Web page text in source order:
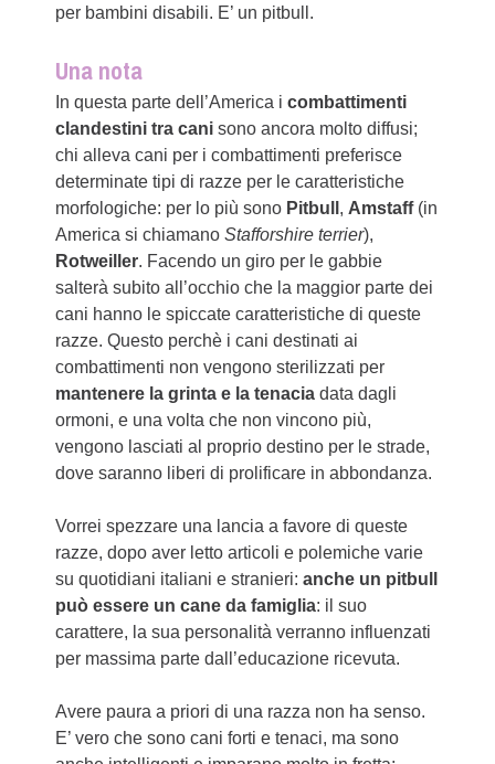
per bambini disabili. E’ un pitbull.
Una nota
In questa parte dell’America icombattimenti
clandestini tra cani sono ancora molto diffusi;
chi alleva cani per i combattimenti preferisce
determinate tipi di razze per le caratteristiche
morfologiche: per lo più sono Pitbull , Amstaff(in
America si chiamanoStafforshire terrier),
Rotweiller. Facendo un giro per le gabbie
salterà subito all’occhio che la maggior parte dei
cani hanno le spiccate caratteristiche di queste
razze. Questo perchè i cani destinati ai
combattimenti non vengono sterilizzati per
mantenere la grinta e la tenacia data dagli
ormoni, e una volta che non vincono più,
vengono lasciati al proprio destino per le strade,
dove saranno liberi di prolificare in abbondanza.
Vorrei spezzare una lancia a favore di queste
razze, dopo aver letto articoli e polemiche varie
su quotidiani italiani e stranieri:anche un pitbull
può essere un cane da famiglia: il suo
carattere, la sua personalità verranno influenzati
per massima parte dall’educazione ricevuta.
Avere paura a priori di una razza non ha senso.
E’ vero che sono cani forti e tenaci, ma sono